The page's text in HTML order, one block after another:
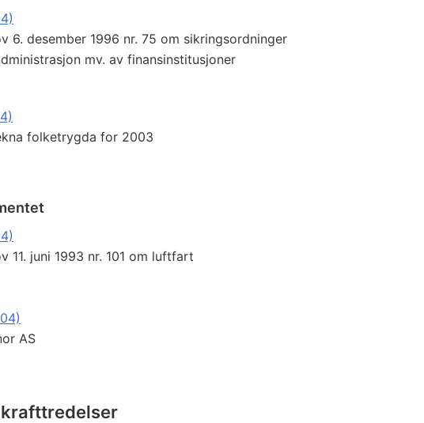
6. desember 1996 nr. 75 om sikringsordninger
mv. av finansinstitusjoner
folketrygda for 2003
11. juni 1993 nr. 101 om luftfart
AS